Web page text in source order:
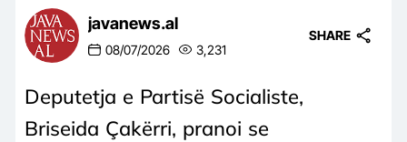
javanews.al
08/07/2026 3,231
SHARE
Deputetja e Partisë Socialiste,
Briseida Çakërri, pranoi se